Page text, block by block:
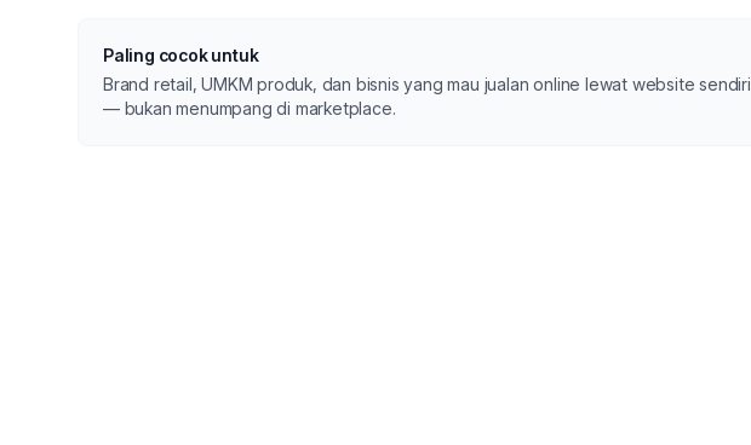
Paling cocok untuk
Brand retail, UMKM produk, dan bisnis yang mau jualan online lewat website sendiri
— bukan menumpang di marketplace.